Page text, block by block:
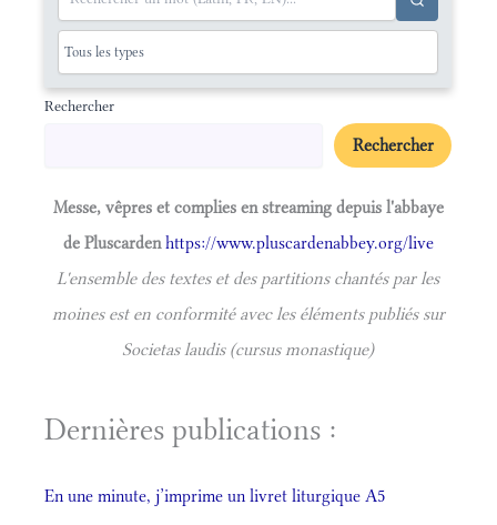
Rechercher
Rechercher
Messe, vêpres et complies en streaming depuis l'abbaye
de Pluscardenhttps://www.pluscardenabbey.org/live
L'ensemble des textes et des partitions chantés par les
moines est en conformité avec les éléments publiés sur
Societas laudis (cursus monastique)
Dernières publications :
En une minute, j’imprime un livret liturgique A5